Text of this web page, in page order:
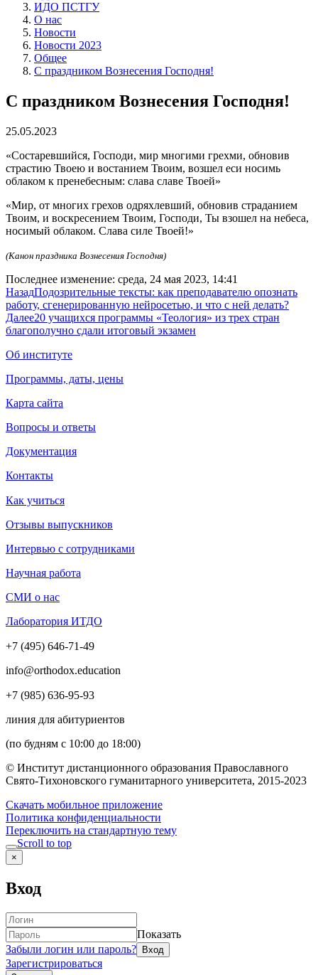
ИДО ПСТГУ
О нас
Новости
Новости 2023
Общее
С праздником Вознесения Господня!
С праздником Вознесения Господня!
25.05.2023
«Состаревшийся, Господи, мир многими грехми, обновив
страстию Твоею и востанием Твоим, возшел еси носимь
облаком к пренебесным: слава славе Твоей»
«Мир, от многих грехов одряхлевший, обновив страданием
Твоим, и воскресением Твоим, Господи, Ты взошел на небеса,
носимый облаком. Слава силе Твоей!»
(Канон праздника Вознесения Господня)
Последнее изменение: среда, 24 мая 2023, 14:41
НазадПодозрительные тексты: как преподавателю опознать
работу, сгенерированную нейросетью, и что с ней делать?
Далее20 учащихся программы «Теология» из трех стран
благополучно сдали итоговый экзамен
Об институте
Программы, даты, цены
Карта сайта
Вопросы и ответы
Документация
Контакты
Как учиться
Отзывы выпускников
Интервью с сотрудниками
Научная работа
СМИ о нас
Лаборатория ИТДО
+7 (495) 646-71-49
info@orthodox.education
+7 (985) 636-95-93
линия для абитуриентов
(по будням с 10:00 до 18:00)
© Институт дистанционного образования Православного
Свято-Тихоновского гуманитарного университета, 2015-2023
Скачать мобильное приложение
Политика конфиденциальности
Переключить на стандартную тему
Scroll to top
×
Вход
Показать
Забыли логин или пароль?
Зарегистрироваться